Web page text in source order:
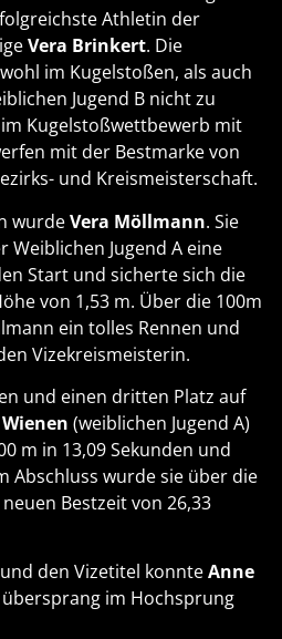
Athletin der
Vera Brinkert. Die
im Kugelstoßen, als auch
Jugend B nicht zu
Kugelstoßwettbewerb mit
mit der Bestmarke von
und Kreismeisterschaft.
wurdeVera Möllmann. Sie
Jugend A eine
Start und sicherte sich die
von 1,53 m. Über die 100m
ein tolles Rennen und
Vizekreismeisterin.
und einen dritten Platz auf
(weiblichen Jugend A)
m in 13,09 Sekunden und
Abschluss wurde sie über die
Bestzeit von 26,33
den Vizetitel konnteAnne
im Hochsprung